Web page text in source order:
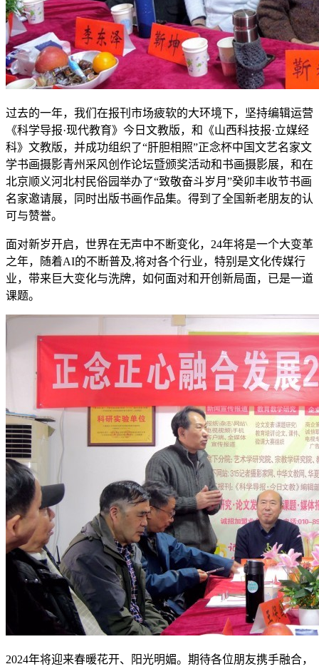
过去的一年，我们在报刊市场疲软的大环境下，坚持编辑运营
《科学导报·现代教育》今日文教版，和《山西科技报·立媒经
科》文教版，并成功组织了“肝胆相照”正念杯中国文艺名家文
学书画摄影青州采风创作论坛暨颁奖活动和书画摄影展，和在
北京顺义河北村民俗园举办了“致敬奋斗岁月”癸卯丰收节书画
名家邀请展，同时出版书画作品集。得到了全国新老朋友的认
可与赞誉。
面对新岁开启，世界在无声中不断变化，24年将是一个大变革
之年，随着AI的不断普及,将对各个行业，特别是文化传媒行
业，带来巨大变化与洗牌，如何面对和开创新局面，已是一道
课题。
2024年将迎来春暖花开、阳光明媚。期待各位朋友携手融合，